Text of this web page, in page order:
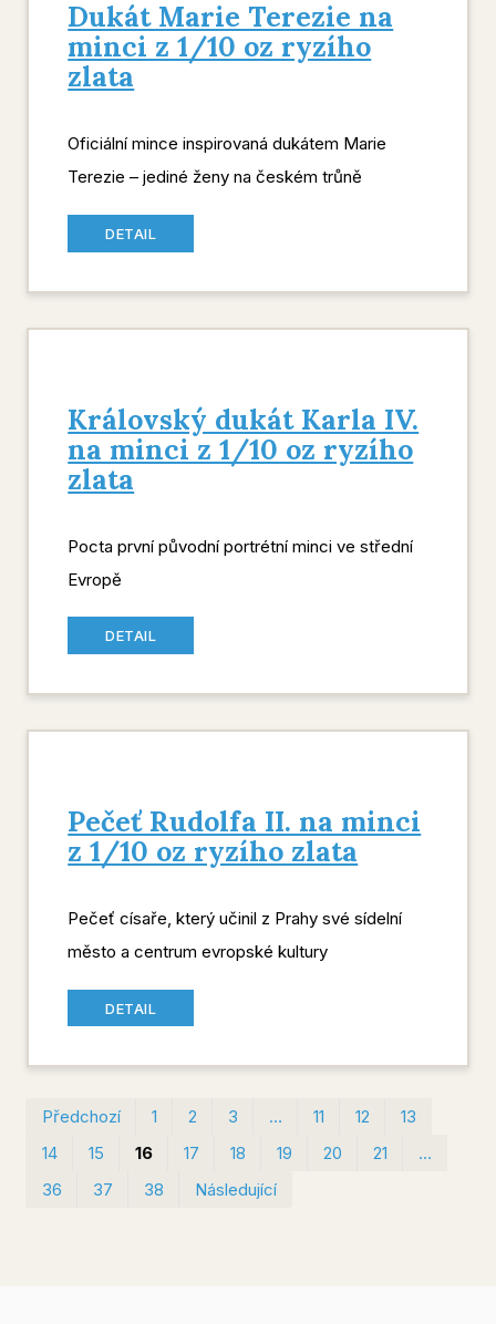
Dukát Marie Terezie na
minci z 1/10 oz ryzího
zlata
Oficiální mince inspirovaná dukátem Marie
Terezie – jediné ženy na českém trůně
DETAIL
Královský dukát Karla IV.
na minci z 1/10 oz ryzího
zlata
Pocta první původní portrétní minci ve střední
Evropě
DETAIL
Pečeť Rudolfa II. na minci
z 1/10 oz ryzího zlata
Pečeť císaře, který učinil z Prahy své sídelní
město a centrum evropské kultury
DETAIL
Předchozí 1 2 3 … 11 12
13
14
15 16 17 18 19 20 21
…
36
37 38 Následující